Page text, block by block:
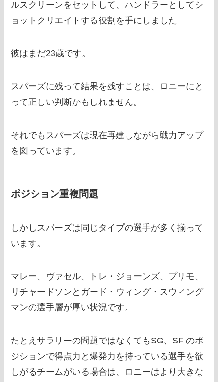
ルスクリーンをセットして、ハンドラーとしてシ
ョットクリエイトする役割を手にしました
彼はまだ23歳です。
スパーズに残って結果を残すことは、ロニーにと
って正しい判断かもしれません。
それでもスパーズは現在再建しながら戦力アップ
を図っています。
ポジション重複問題
しかしスパーズは同じタイプの選手が多く揃って
います。
マレー、ヴァセル、トレ・ジョーンズ、プリモ、
リチャードソンとガード・ウィング・スウィング
マンの選手層が厚い状況です。
たとえサラリーの問題ではなくてもSG、SF のポ
ジションで得点力と爆発力を持っている選手を欲
しがるチームがいる場合は、ロニーはより大きな